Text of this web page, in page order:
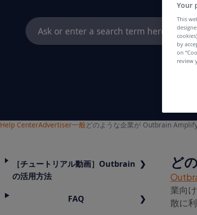
Search
for:
Help CenterAdvertiser一般どのような企業が Outbrain
ど
業向
散に
［チュートリアル動画］Outbrain
の活用方法
FAQ
Your
This
by
on
review